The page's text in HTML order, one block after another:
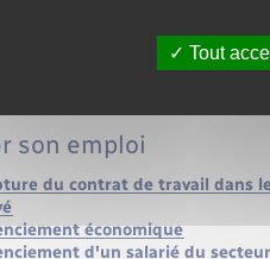
du travail dans le secteur
du personnel dans la
son emploi
du contrat de travail dans
économique
d'un salarié du
Tout